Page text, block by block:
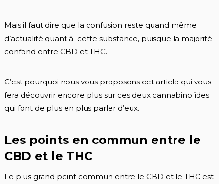
Mais il faut dire que la confusion reste quand même
d’actualité quant à cette substance, puisque la majorité
confond entre CBD et THC.
C’est pourquoi nous vous proposons cet article qui vous
fera découvrir encore plus sur ces deux cannabino ïdes
qui font de plus en plus parler d’eux.
Les points en commun entre le
CBD et le THC
Le plus grand point commun entre le CBD et le THC est